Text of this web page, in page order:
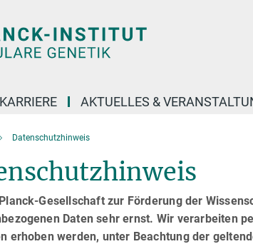
KARRIERE AKTUELLES &
Datenschutzhinweis
Gesellschaft zur Förderung der
Daten sehr ernst. Wir verarbeiten
erhoben werden, unter Beachtung der